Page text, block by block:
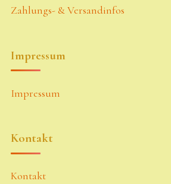
Zahlungs- & Versandinfos
Impressum
Impressum
Kontakt
Kontakt